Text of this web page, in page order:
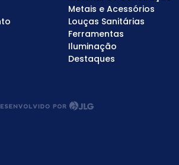
Metais e Acessórios
Louças Sanitárias
Ferramentas
Iluminação
Destaques